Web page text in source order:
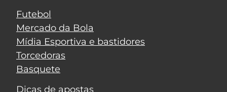
Futebol
Mercado da Bola
Mídia Esportiva e bastidores
Torcedoras
Basquete
Dicas de apostas